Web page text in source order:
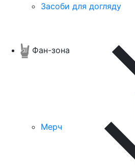
Засоби для догляду
Фан-зона
Мерч